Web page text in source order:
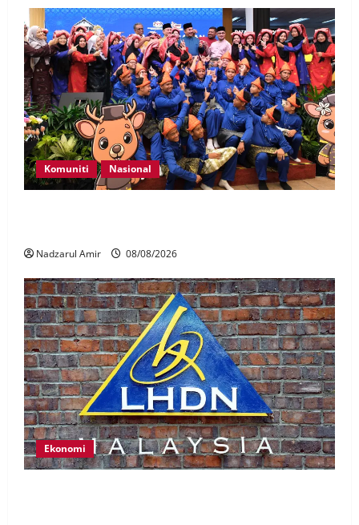
Komuniti Nasional
Nadzarul Amir 08/08/2026
Ekonomi